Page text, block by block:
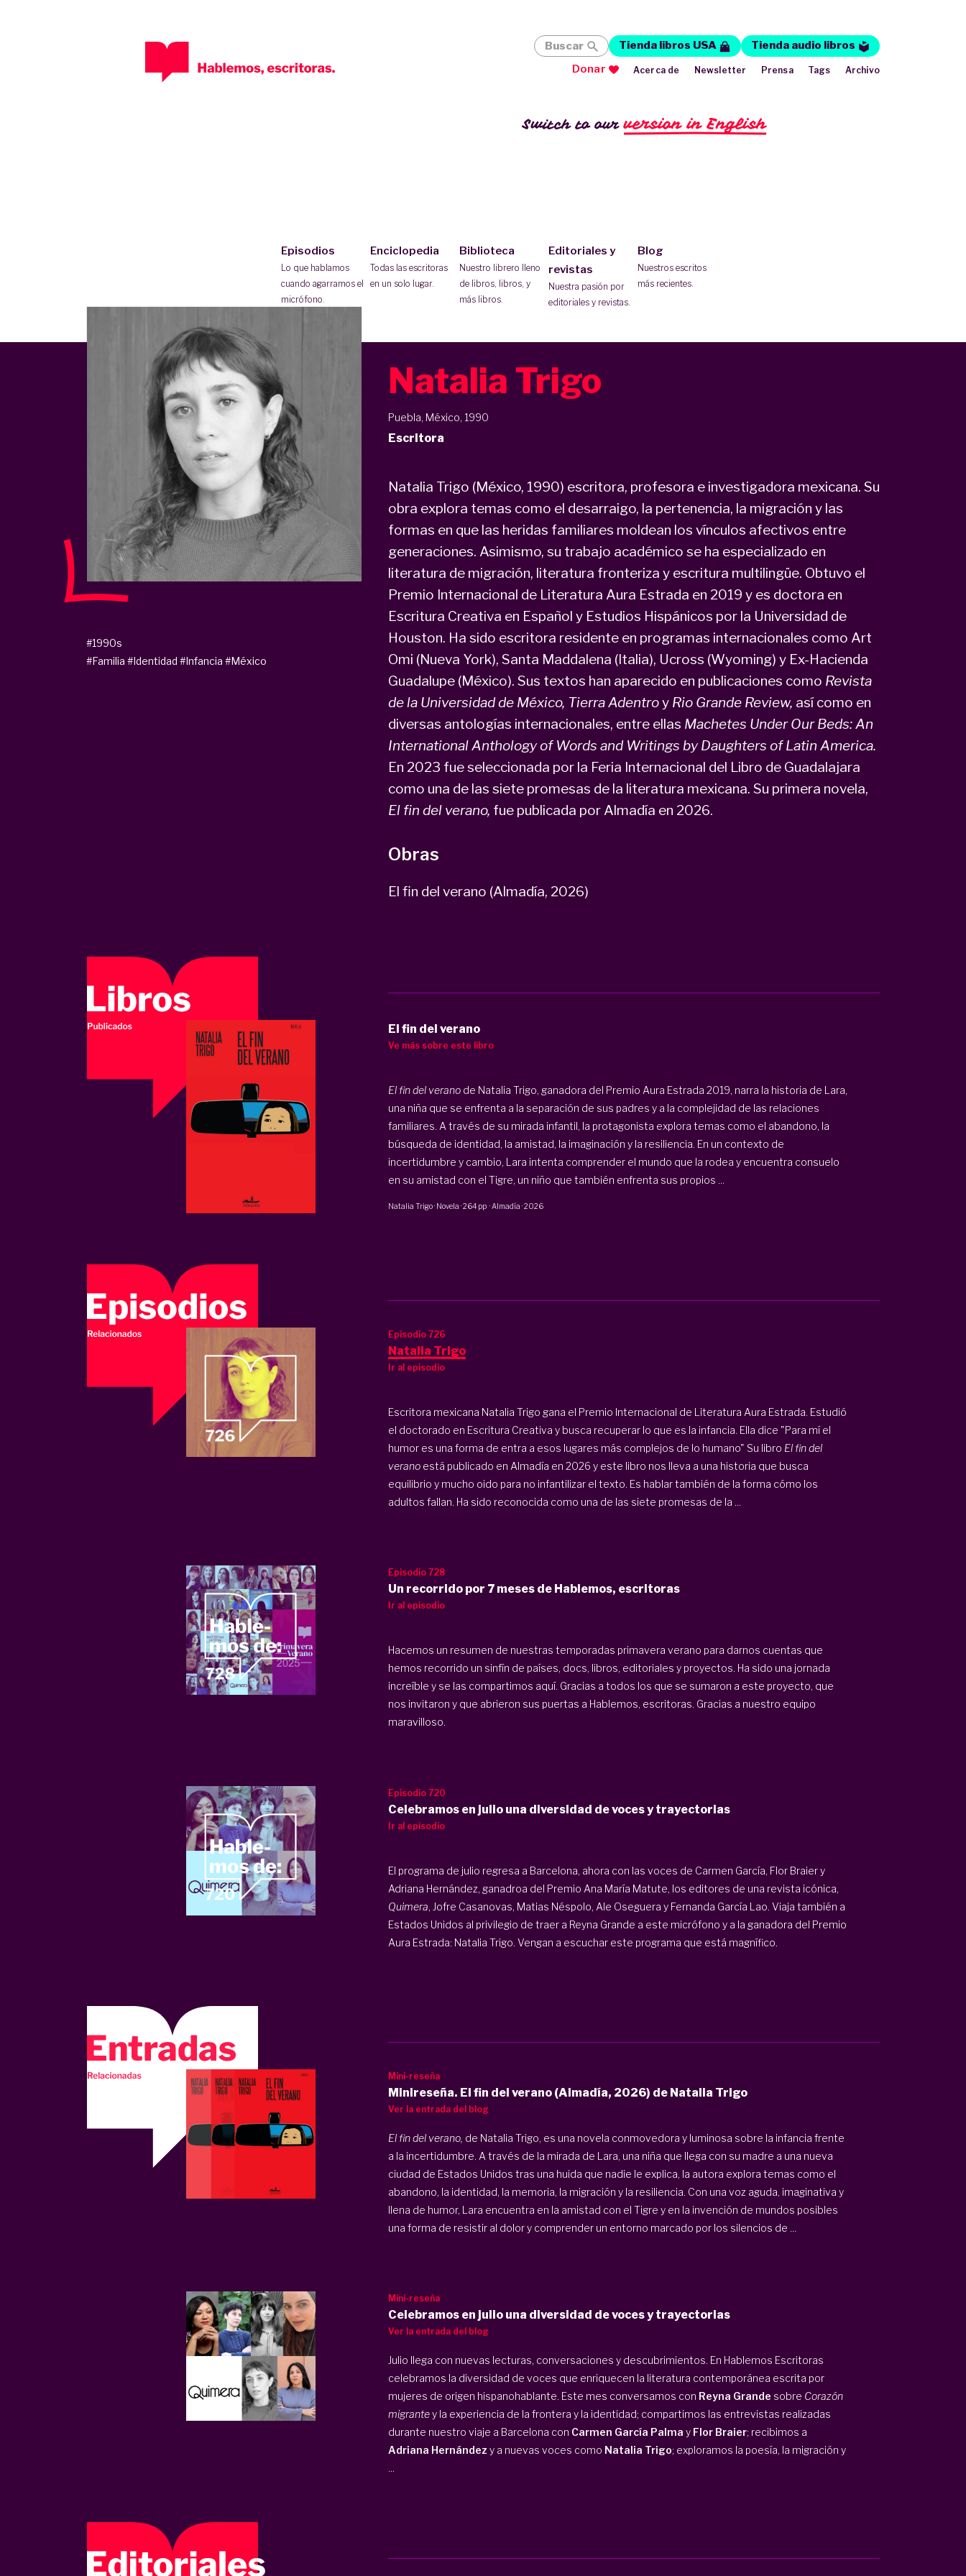
Switch to ourversion in English
Episodios
Lo que hablamos
cuando agarramos el
micrófono.
Enciclopedia
Todas las escritoras
en un solo lugar.
Biblioteca
Nuestro librero lleno
de libros, libros, y
más libros.
Editoriales y
revistas
Nuestra pasión por
editoriales y revistas.
Blog
Nuestros escritos
más recientes.
Buscar Tienda libros USA
Tienda audio libros
Donar
Acerca de Newsletter Prensa Tags Archivo
Natalia Trigo
Puebla, México, 1990
Escritora
Natalia Trigo (México, 1990) escritora, profesora e investigadora mexicana. Su
obra explora temas como el desarraigo, la pertenencia, la migración y las
formas en que las heridas familiares moldean los vínculos afectivos entre
generaciones. Asimismo, su trabajo académico se ha especializado en
literatura de migración, literatura fronteriza y escritura multilingüe. Obtuvo el
Premio Internacional de Literatura Aura Estrada en 2019 y es doctora en
Escritura Creativa en Español y Estudios Hispánicos por la Universidad de
Houston. Ha sido escritora residente en programas internacionales como Art
Omi (Nueva York), Santa Maddalena (Italia), Ucross (Wyoming) y Ex-Hacienda
Guadalupe (México). Sus textos han aparecido en publicaciones como Revista
de la Universidad de México, Tierra Adentroy Rio Grande Review, así como en
diversas antologías internacionales, entre ellas Machetes Under Our Beds: An
International Anthology of Words and Writings by Daughters of Latin America.
En 2023 fue seleccionada por la Feria Internacional del Libro de Guadalajara
como una de las siete promesas de la literatura mexicana. Su primera novela,
El fin del verano, fue publicada por Almadía en 2026.
Obras
El fin del verano (Almadía, 2026)
#1990s
#Familia #Identidad #Infancia #México
El fin del verano
Ve más sobre este libro
El fin del verano de Natalia Trigo, ganadora del Premio Aura Estrada 2019, narra la historia de Lara,
una niña que se enfrenta a la separación de sus padres y a la complejidad de las relaciones
familiares. A través de su mirada infantil, la protagonista explora temas como el abandono, la
búsqueda de identidad, la amistad, la imaginación y la resiliencia. En un contexto de
incertidumbre y cambio, Lara intenta comprender el mundo que la rodea y encuentra consuelo
en su amistad con el Tigre, un niño que también enfrenta sus propios ...
Natalia Trigo · Novela ·264 pp· Almadía ·2026
Episodio 726
Natalia Trigo
Ir al episodio
Escritora mexicana Natalia Trigo gana el Premio Internacional de Literatura Aura Estrada. Estudió
el doctorado en Escritura Creativa y busca recuperar lo que es la infancia. Ella dice "Para mí el
humor es una forma de entra a esos lugares más complejos de lo humano" Su libro El fin del
verano está publicado en Almadía en 2026 y este libro nos lleva a una historia que busca
equilibrio y mucho oido para no infantilizar el texto. Es hablar también de la forma cómo los
adultos fallan. Ha sido reconocida como una de las siete promesas de la ...
Episodio 728
Un recorrido por 7 meses de Hablemos, escritoras
Ir al episodio
Hacemos un resumen de nuestras temporadas primavera verano para darnos cuentas que
hemos recorrido un sinfín de países, docs, libros, editoriales y proyectos. Ha sido una jornada
increíble y se las compartimos aquí. Gracias a todos los que se sumaron a este proyecto, que
nos invitaron y que abrieron sus puertas a Hablemos, escritoras. Gracias a nuestro equipo
maravilloso.
Episodio 720
Celebramos en julio una diversidad de voces y trayectorias
Ir al episodio
El programa de julio regresa a Barcelona, ahora con las voces de Carmen García, Flor Braier y
Adriana Hernández, ganadroa del Premio Ana María Matute, los editores de una revista icónica,
Quimera, Jofre Casanovas, Matias Néspolo, Ale Oseguera y Fernanda García Lao. Viaja también a
Estados Unidos al privilegio de traer a Reyna Grande a este micrófono y a la ganadora del Premio
Aura Estrada: Natalia Trigo. Vengan a escuchar este programa que está magnífico.
Mini-reseña
Minireseña. El fin del verano (Almadía, 2026) de Natalia Trigo
Ver la entrada del blog
El fin del verano, de Natalia Trigo, es una novela conmovedora y luminosa sobre la infancia frente
a la incertidumbre. A través de la mirada de Lara, una niña que llega con su madre a una nueva
ciudad de Estados Unidos tras una huida que nadie le explica, la autora explora temas como el
abandono, la identidad, la memoria, la migración y la resiliencia. Con una voz aguda, imaginativa y
llena de humor, Lara encuentra en la amistad con el Tigre y en la invención de mundos posibles
una forma de resistir al dolor y comprender un entorno marcado por los silencios de ...
Mini-reseña
Celebramos en julio una diversidad de voces y trayectorias
Ver la entrada del blog
Julio llega con nuevas lecturas, conversaciones y descubrimientos. En Hablemos Escritoras
celebramos la diversidad de voces que enriquecen la literatura contemporánea escrita por
mujeres de origen hispanohablante. Este mes conversamos con Reyna Grande sobre Corazón
migrantey la experiencia de la frontera y la identidad; compartimos las entrevistas realizadas
durante nuestro viaje a Barcelona con Carmen García Palma y Flor Braier; recibimos a
Adriana Hernández y a nuevas voces como Natalia Trigo; exploramos la poesía, la migración y
...